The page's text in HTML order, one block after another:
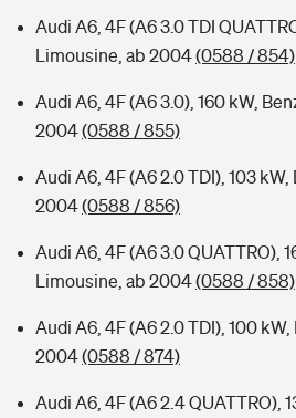
Audi A6, 4F (A6 3.0 TDI
Limousine, ab 2004(0588 / 854)
Audi A6, 4F (A6 3.0), 160 kW,
2004(0588 / 855)
Audi A6, 4F (A6 2.0 TDI), 103
2004(0588 / 856)
Audi A6, 4F (A6 3.0 QUATTRO),
Limousine, ab 2004(0588 / 858)
Audi A6, 4F (A6 2.0 TDI), 100
2004(0588 / 874)
Audi A6, 4F (A6 2.4 QUATTRO),